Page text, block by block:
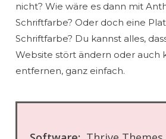
nicht? Wie wäre es dann mit
Schriftfarbe? Oder doch eine
Schriftfarbe? Du kannst alles,
Website stört ändern oder auch
entfernen, ganz einfach.